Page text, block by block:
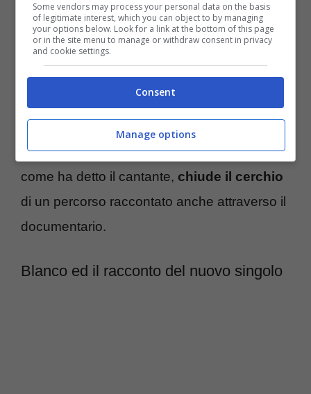
Il giovane artista però non si ferma esforna
nuova musica.
infatti, a fare da sottofondo ci sarà il suo
tratta di una melodia pop e di una produzione
importante, quella che, in un certo senso,
come ha detto il cantante, chiude il cerchio
di un percorso raccontato anche attraverso il
documentario.
Blanco ed il racconto del nuovo singolo
Some vendors may process your personal data on the basis
of legitimate interest, which you can object to by managing
your options below. Look for a link at the bottom of this page
or in the site menu to manage or withdraw consent in privacy
and cookie settings.
Consent
Manage options